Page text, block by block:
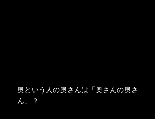
奥という人の奥さんは「奥さんの奥さ
ん」？